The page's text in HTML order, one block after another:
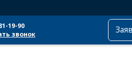
19-90
звонок